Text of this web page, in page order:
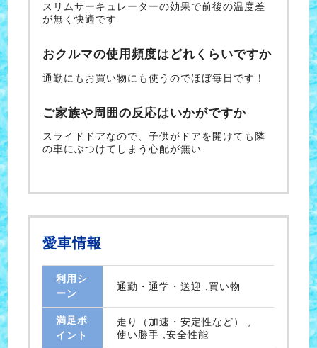
スリムサーキュレーターの効果で前後の温度差
が無く快適です
おクルマの使用頻度はどれくらいですか
通勤にもお買い物にも使うのでほぼ毎日です！
ご家族や周囲の反応はいかがですか
スライドドアなので、子供がドアを開けても隣
の車にぶつけてしまう心配が無い
愛車情報
利用シ
ーン
通勤・通学・送迎 ,買い物
満足ポ
イント
走り（加速・安定性など） ,
使い勝手 ,安全性能